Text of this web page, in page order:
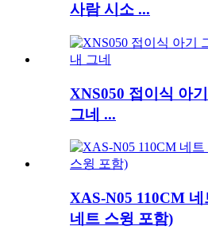
사람 시소 ...
XNS050 접이식 아
그네 ...
XAS-N05 110CM 네
네트 스윙 포함)